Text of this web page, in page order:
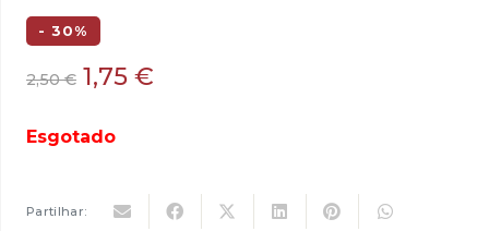
- 30%
2,50€ O
original
1,75 €
Esgotado
Partilhar: